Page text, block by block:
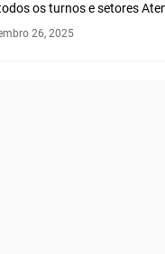
os turnos e setores
26, 2025